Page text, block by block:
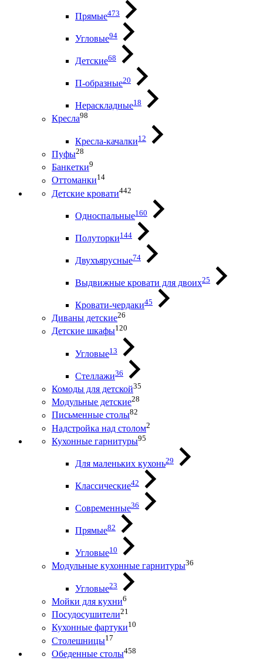
Прямые473
Угловые94
Детские68
П-образные20
Нераскладные18
Кресла98
Кресла-качалки12
Пуфы28
Банкетки9
Оттоманки14
Детские кровати442
Односпальные160
Полуторки144
Двухъярусные74
Выдвижные кровати для двоих25
Кровати-чердаки45
Диваны детские26
Детские шкафы120
Угловые13
Стеллажи36
Комоды для детской35
Модульные детские28
Письменные столы82
Надстройка над столом2
Кухонные гарнитуры95
Для маленьких кухонь29
Классические42
Современные36
Прямые82
Угловые10
Модульные кухонные гарнитуры36
Угловые23
Мойки для кухни6
Посудосушители21
Кухонные фартуки10
Столешницы17
Обеденные столы458